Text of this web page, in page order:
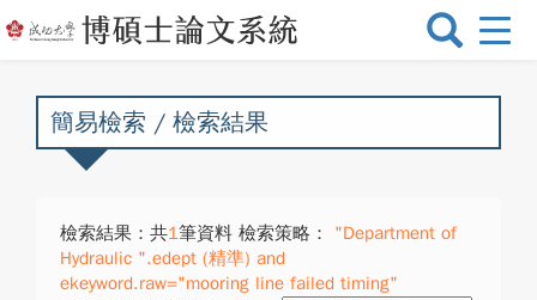
選
換
簡易檢索 / 檢索結果
檢索結果：共1筆資料 檢索策略：
"Department of
Hydraulic ".edept (精準) and
ekeyword.raw="mooring line failed timing"